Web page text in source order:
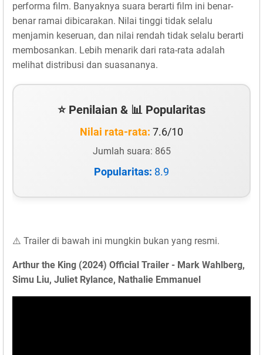
performa film. Banyaknya suara berarti film ini benar-
benar ramai dibicarakan. Nilai tinggi tidak selalu
menjamin keseruan, dan nilai rendah tidak selalu berarti
membosankan. Lebih menarik dari rata-rata adalah
melihat distribusi dan suasananya.
⭐ Penilaian & 📊 Popularitas
Nilai rata-rata: 7.6/10
Jumlah suara: 865
Popularitas: 8.9
⚠️ Trailer di bawah ini mungkin bukan yang resmi.
Arthur the King (2024) Official Trailer - Mark Wahlberg,
Simu Liu, Juliet Rylance, Nathalie Emmanuel